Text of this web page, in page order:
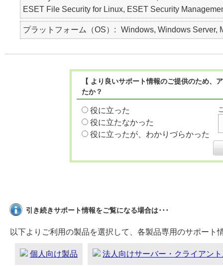
ESET File Security for Linux, ESET Security
プラットフォーム（OS） Windows, Windows Server,
【 より良いサポート情報のご提供のため
たか？
役に立った
役に立たなかった
役に立ったが、わかりづらかった
引き続きサポート情報をご覧になる場合は･･･
以下よりご利用の製品を選択して、各製品専用のサポート
個人向け製品 法人向けサーバー・クライアン